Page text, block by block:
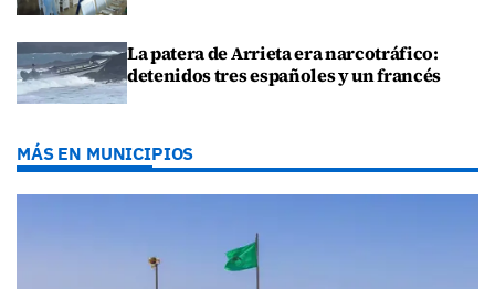
La patera de Arrieta era narcotráfico:
detenidos tres españoles y un francés
MÁS EN MUNICIPIOS